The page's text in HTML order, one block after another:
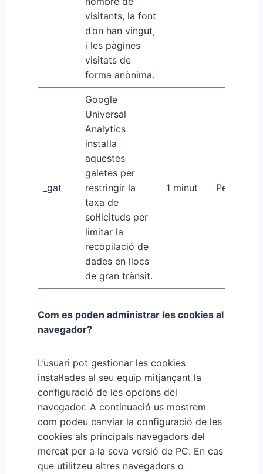
visitants, la font
d’on han vingut,
i les pàgines
visitats de
forma anònima.
_gat
Google
Universal
Analytics
instal·la
aquestes
galetes per
restringir la
taxa de
sol·licituds per
limitar la
recopilació de
dades en llocs
de gran trànsit.
1 minut
Com es poden administrar les cookies al
navegador?
L’usuari pot gestionar les cookies
instal·lades al seu equip mitjançant la
configuració de les opcions del
navegador. A continuació us mostrem
com podeu canviar la configuració de les
cookies als principals navegadors del
mercat per a la seva versió de PC. En cas
que utilitzeu altres navegadors o